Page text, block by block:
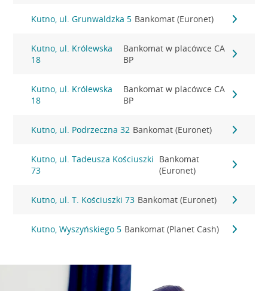
Kutno, ul. Grunwaldzka 5 Bankomat (Euronet)
Kutno, ul. Królewska
18
Bankomat w placówce CA
BP
Kutno, ul. Królewska
18
Bankomat w placówce CA
BP
Kutno, ul. Podrzeczna 32 Bankomat (Euronet)
Kutno, ul. Tadeusza Kościuszki
73
Bankomat
(Euronet)
Kutno, ul. T. Kościuszki 73 Bankomat (Euronet)
Kutno, Wyszyńskiego 5 Bankomat (Planet Cash)